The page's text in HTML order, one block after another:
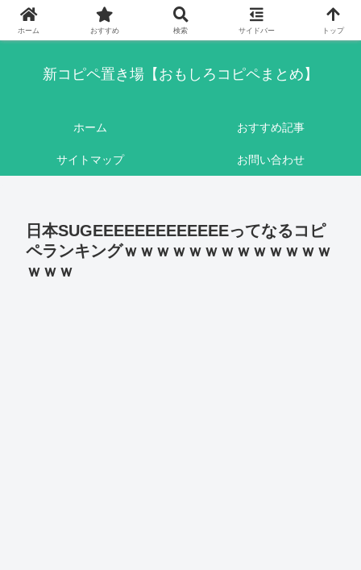
このブログはリンクフリーです。ここに書かれている内容は基本的にフィクシ
ョンです。
新コピペ置き場【おもしろコピペまとめ】
ホーム おすすめ記事
サイトマップ お問い合わせ
日本SUGEEEEEEEEEEEEEってなるコピ
ペランキングｗｗｗｗｗｗｗｗｗｗｗｗｗ
ｗｗｗ
ホーム おすすめ 検索 サイドバー トップ